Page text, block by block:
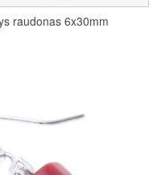
raudonas 6x30mm